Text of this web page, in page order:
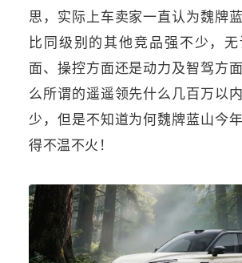
思，实际上车卖家一直认为魏牌
比同级别的其他竞品强不少，
面、操控方面还是动力及智驾方
么所谓的遥遥领先什么几百万以
少，但是不知道为何魏牌蓝山今
得不温不火！